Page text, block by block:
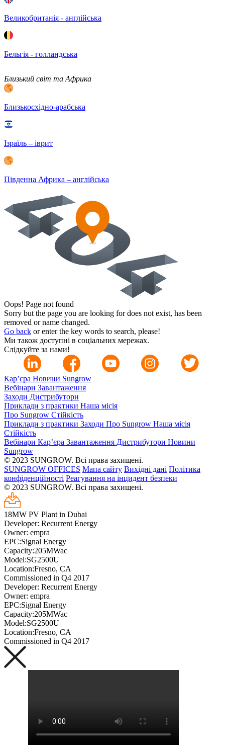
Великобританія - англійська
Бельгія - голландська
Близький світ та Африка
Близькосхідно-арабська
Ізраїль – іврит
Південна Африка – англійська
Oops! Page not found
Sorry but the page you are looking for does not exist, has been
removed or name changed.
Go back or enter the key words to search, please!
Ми також доступні в соціальних мережах.
Слідкуйте за нами!
Кар’єра Новини Sungrow
Вебінари Завантаження
Заходи Дистрибутори
Приклади з практики Наша місія
Про Sungrow Стійкість
Приклади з практики Заходи Про Sungrow Наша місія
Стійкість
Вебінари Кар’єра Завантаження Дистрибутори Новини
Sungrow
© 2023 SUNGROW. Всі права захищені.
SUNGROW OFFICES Мапа сайту Вихідні дані Політика
конфіденційності Реагування на інцидент безпеки
© 2023 SUNGROW. Всі права захищені.
18MW PV Plant in Dubai
Developer: Recurrent Energy
Owner: empra
EPC:Signal Energy
Capacity:205MWac
Model:SG2500U
Location:Fresno, CA
Commissioned in Q4 2017
Developer: Recurrent Energy
Owner: empra
EPC:Signal Energy
Capacity:205MWac
Model:SG2500U
Location:Fresno, CA
Commissioned in Q4 2017